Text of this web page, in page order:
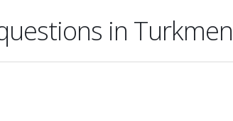
in Turkmen